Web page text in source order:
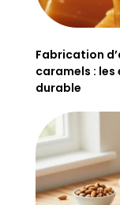
Fabrication
caramels : les
durable